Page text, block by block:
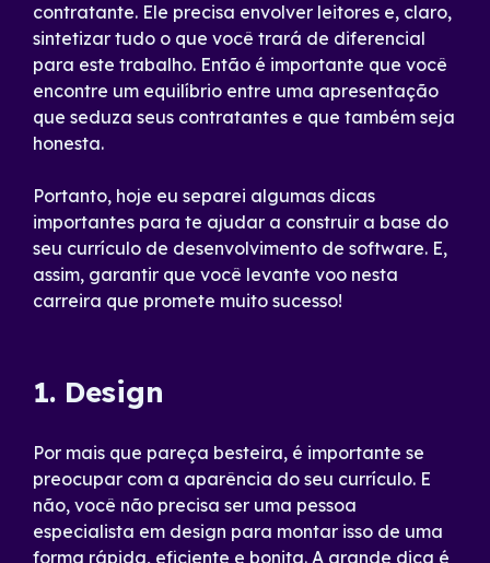
contratante. Ele precisa envolver leitores e, claro,
sintetizar tudo o que você trará de diferencial
para este trabalho. Então é importante que você
encontre um equilíbrio entre uma apresentação
que seduza seus contratantes e que também seja
honesta.
Portanto, hoje eu separei algumas dicas
importantes para te ajudar a construir a base do
seu currículo de desenvolvimento de software. E,
assim, garantir que você levante voo nesta
carreira que promete muito sucesso!
1. Design
Por mais que pareça besteira, é importante se
preocupar com a aparência do seu currículo. E
não, você não precisa ser uma pessoa
especialista em design para montar isso de uma
forma rápida, eficiente e bonita. A grande dica é